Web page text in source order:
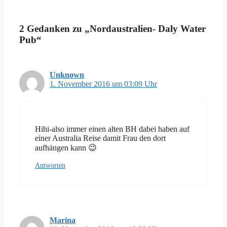
2 Gedanken zu „Nordaustralien- Daly Water
Pub“
Unknown
1. November 2016 um 03:09 Uhr
Hihi-also immer einen alten BH dabei haben auf
einer Australia Reise damit Frau den dort
aufhängen kann 😉
Antworten
Marina